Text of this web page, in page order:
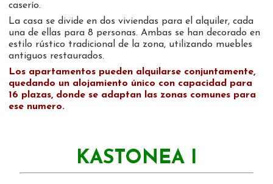
caserío.
La casa se divide en dos viviendas para el alquiler, cada
una de ellas para 8 personas. Ambas se han decorado en
estilo rústico tradicional de la zona, utilizando muebles
antiguos restaurados.
Los apartamentos pueden alquilarse conjuntamente,
quedando un alojamiento único con capacidad para
16 plazas, donde se adaptan las zonas comunes para
ese numero.
KASTONEA I